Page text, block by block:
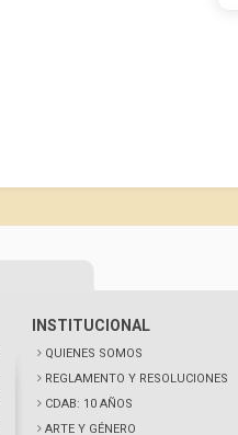
INSTITUCIONAL
QUIENES SOMOS
REGLAMENTO Y RESOLUCIONES
CDAB: 10 AÑOS
ARTE Y GÉNERO